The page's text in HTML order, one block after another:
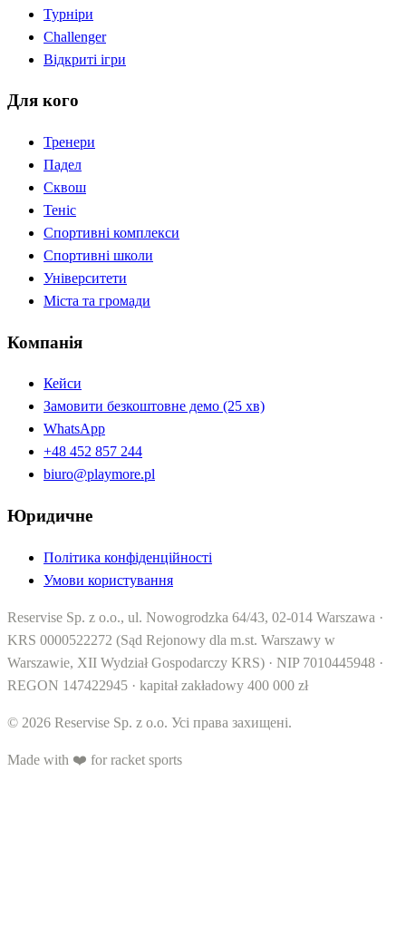
Турніри
Challenger
Відкриті ігри
Для кого
Тренери
Падел
Сквош
Теніс
Спортивні комплекси
Спортивні школи
Університети
Міста та громади
Компанія
Кейси
Замовити безкоштовне демо (25 хв)
WhatsApp
+48 452 857 244
biuro@playmore.pl
Юридичне
Політика конфіденційності
Умови користування
Reservise Sp. z o.o., ul. Nowogrodzka 64/43, 02-014 Warszawa ·
KRS 0000522272 (Sąd Rejonowy dla m.st. Warszawy w
Warszawie, XII Wydział Gospodarczy KRS) · NIP 7010445948 ·
REGON 147422945 · kapitał zakładowy 400 000 zł
© 2026 Reservise Sp. z o.o. Усі права захищені.
Made with ❤️ for racket sports